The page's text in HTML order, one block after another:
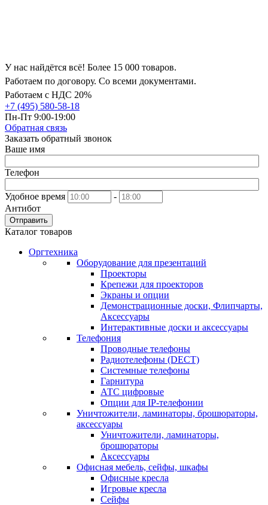
У нас найдётся всё! Более 15 000 товаров.
Работаем по договору. Со всеми документами.
Работаем с НДС 20%
+7 (495) 580-58-18
Пн-Пт 9:00-19:00
Обратная связь
Заказать обратный звонок
Ваше имя
Телефон
Удобное время
-
Антибот
Отправить
Каталог товаров
Оргтехника
Оборудование для презентаций
Проекторы
Крепежи для проекторов
Экраны и опции
Демонстрационные доски, Флипчарты,
Аксессуары
Интерактивные доски и аксессуары
Телефония
Проводные телефоны
Радиотелефоны (DECT)
Системные телефоны
Гарнитура
АТС цифровые
Опции для IP-телефонии
Уничтожители, ламинаторы, брошюраторы,
аксессуары
Уничтожители, ламинаторы,
брошюраторы
Аксессуары
Офисная мебель, сейфы, шкафы
Офисные кресла
Игровые кресла
Сейфы